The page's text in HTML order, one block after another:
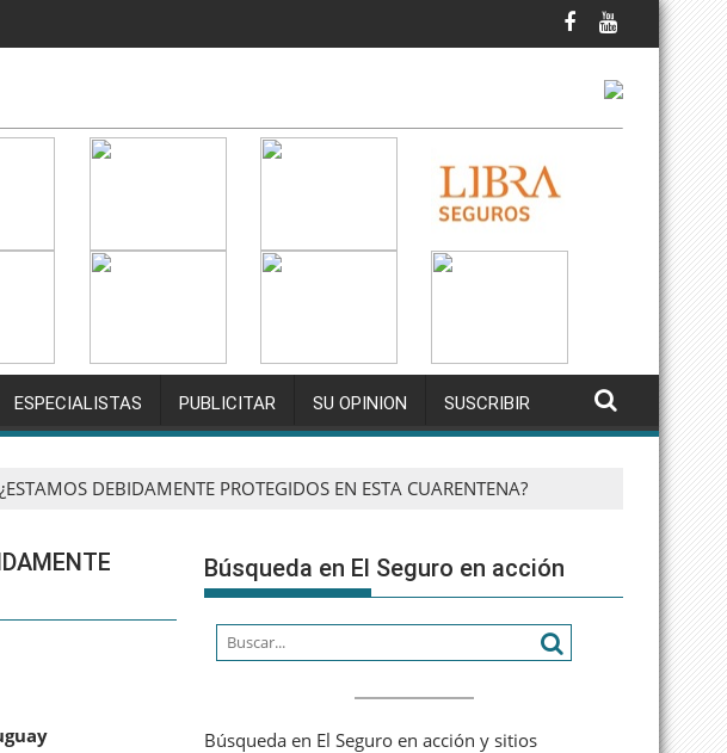
ESPECIALISTAS PUBLICITAR SU OPINION SUSCRIBIR
DEBIDAMENTE PROTEGIDOS EN ESTA CUARENTENA?
Búsqueda en El Seguro en acción
Búsqueda en El Seguro en acción y sitios